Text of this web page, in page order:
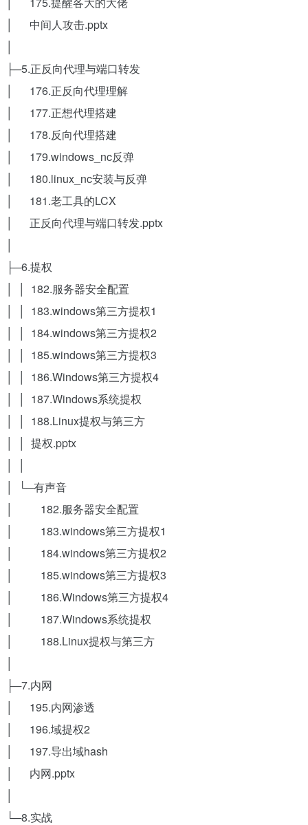
│ 中间人攻击.pptx
├─5.正反向代理与端口转发
│ 176.正反向代理理解
│ 177.正想代理搭建
│ 178.反向代理搭建
│ 179.windows_nc反弹
│ 180.linux_nc安装与反弹
│ 181.老工具的LCX
│ 正反向代理与端口转发.pptx
├─6.提权
│ │ 182.服务器安全配置
│ │ 183.windows第三方提权1
│ │ 184.windows第三方提权2
│ │ 185.windows第三方提权3
│ │ 186.Windows第三方提权4
│ │ 187.Windows系统提权
│ │ 188.Linux提权与第三方
│ │ 提权.pptx
│ └─有声音
│ 182.服务器安全配置
│ 183.windows第三方提权1
│ 184.windows第三方提权2
│ 185.windows第三方提权3
│ 186.Windows第三方提权4
│ 187.Windows系统提权
│ 188.Linux提权与第三方
├─7.内网
│ 195.内网渗透
│ 196.域提权2
│ 197.导出域hash
│ 内网.pptx
└─8.实战